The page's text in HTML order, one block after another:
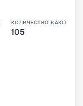
КОЛИЧЕСТВО КАЮТ
105